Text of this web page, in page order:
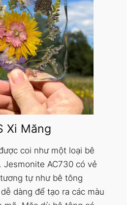
Xi Măng
coi như một loại bê
Jesmonite AC730 có vẻ
tự như bê tông
dàng để tạo ra các màu